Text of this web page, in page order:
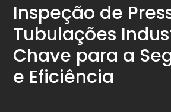
Inspeção de
Tubulações
Chave para a
e Eficiência